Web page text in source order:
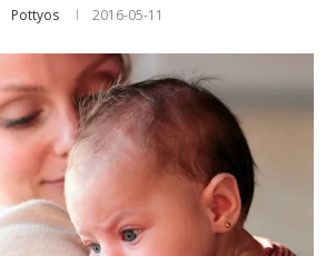
Pottyos 2016-05-11